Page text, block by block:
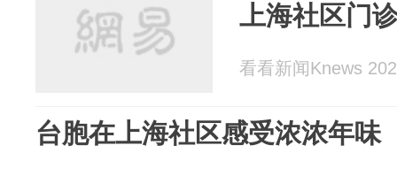
上海社区门
看看新闻Knews
台胞在上海社区感受浓浓年味